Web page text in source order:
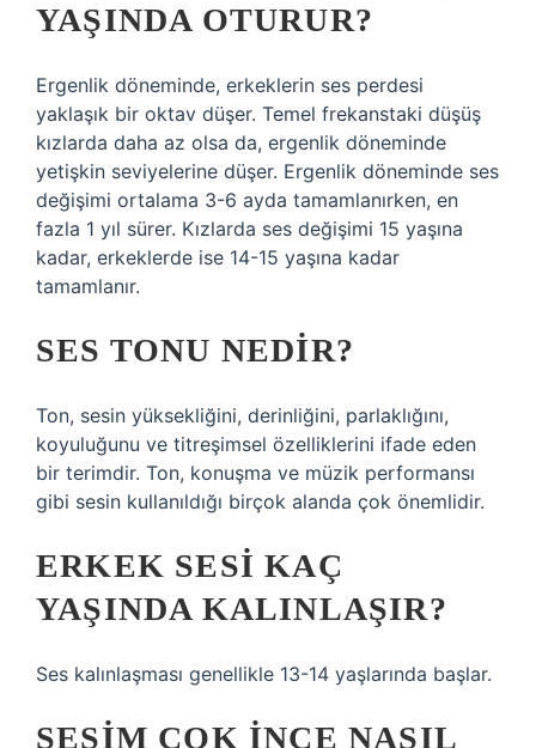
YAŞINDA OTURUR?
Ergenlik döneminde, erkeklerin ses perdesi
yaklaşık bir oktav düşer. Temel frekanstaki düşüş
kızlarda daha az olsa da, ergenlik döneminde
yetişkin seviyelerine düşer. Ergenlik döneminde ses
değişimi ortalama 3-6 ayda tamamlanırken, en
fazla 1 yıl sürer. Kızlarda ses değişimi 15 yaşına
kadar, erkeklerde ise 14-15 yaşına kadar
tamamlanır.
SES TONU NEDIR?
Ton, sesin yüksekliğini, derinliğini, parlaklığını,
koyuluğunu ve titreşimsel özelliklerini ifade eden
bir terimdir. Ton, konuşma ve müzik performansı
gibi sesin kullanıldığı birçok alanda çok önemlidir.
ERKEK SESI KAÇ
YAŞINDA KALINLAŞIR?
Ses kalınlaşması genellikle 13-14 yaşlarında başlar.
SESIM ÇOK INCE NASIL